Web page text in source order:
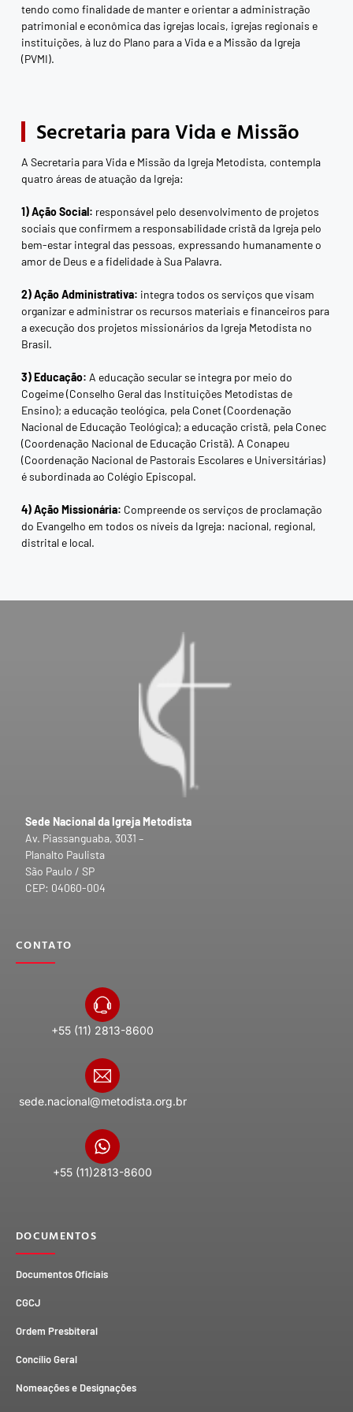
tendo como finalidade de manter e orientar a administração
patrimonial e econômica das igrejas locais, igrejas regionais e
instituições, à luz do Plano para a Vida e a Missão da Igreja
(PVMI).
Secretaria para Vida e Missão
A Secretaria para Vida e Missão da Igreja Metodista, contempla
quatro áreas de atuação da Igreja:
1) Ação Social: responsável pelo desenvolvimento de projetos
sociais que confirmem a responsabilidade cristã da Igreja pelo
bem-estar integral das pessoas, expressando humanamente o
amor de Deus e a fidelidade à Sua Palavra.
2) Ação Administrativa: integra todos os serviços que visam
organizar e administrar os recursos materiais e financeiros para
a execução dos projetos missionários da Igreja Metodista no
Brasil.
3) Educação: A educação secular se integra por meio do
Cogeime (Conselho Geral das Instituições Metodistas de
Ensino); a educação teológica, pela Conet (Coordenação
Nacional de Educação Teológica); a educação cristã, pela Conec
(Coordenação Nacional de Educação Cristã). A Conapeu
(Coordenação Nacional de Pastorais Escolares e Universitárias)
é subordinada ao Colégio Episcopal.
4) Ação Missionária: Compreende os serviços de proclamação
do Evangelho em todos os níveis da Igreja: nacional, regional,
distrital e local.
Sede Nacional da Igreja Metodista
Av. Piassanguaba, 3031 –
Planalto Paulista
São Paulo / SP
CEP: 04060-004
CONTATO
+55 (11) 2813-8600
sede.nacional@metodista.org.br
+55 (11)2813-8600
DOCUMENTOS
Documentos Oficiais
CGCJ
Ordem Presbiteral
Concílio Geral
Nomeações e Designações